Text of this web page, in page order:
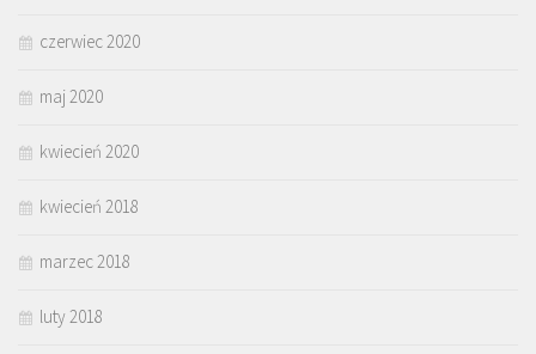
czerwiec 2020
maj 2020
kwiecień 2020
kwiecień 2018
marzec 2018
luty 2018